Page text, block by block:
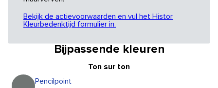
Bekijk de actievoorwaarden en vul het Histor
Kleurbedenktijd formulier in.
Bijpassende kleuren
Ton sur ton
Pencilpoint